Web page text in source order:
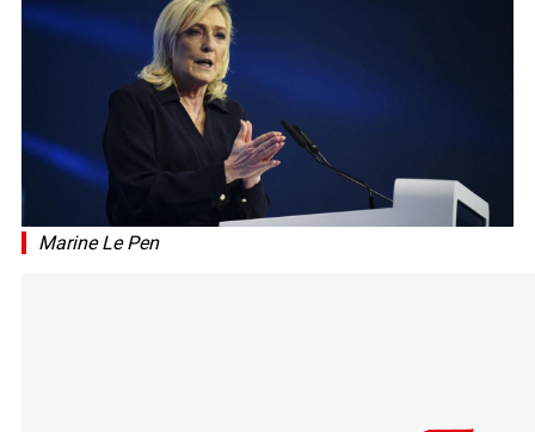
Marine Le Pen